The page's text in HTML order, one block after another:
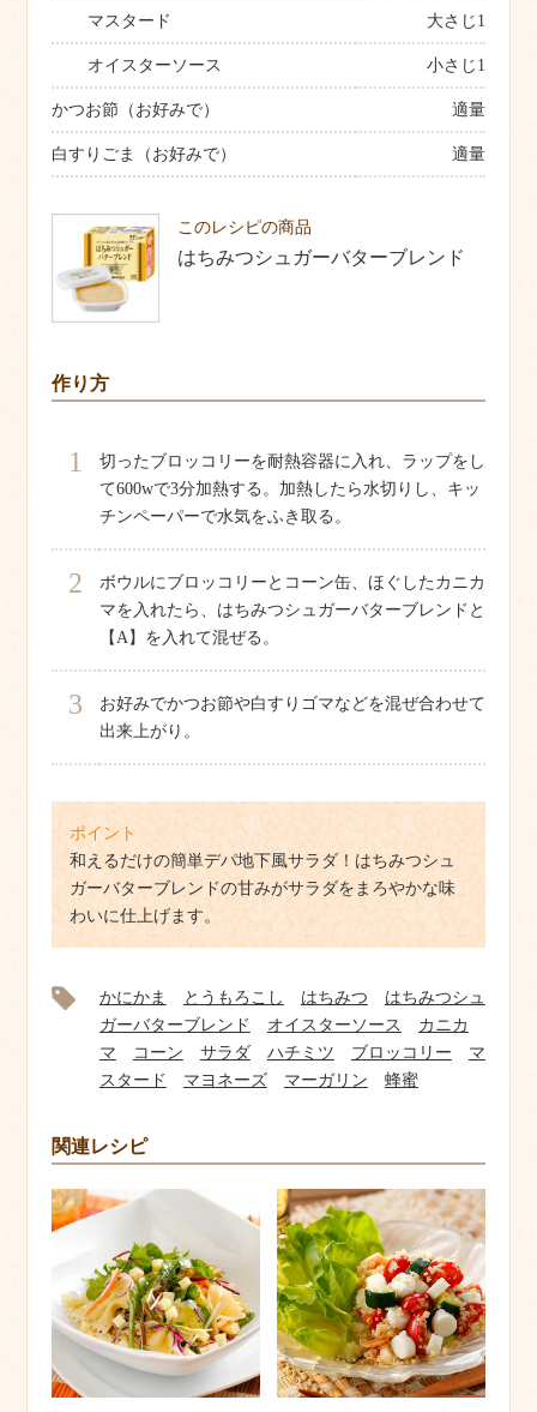
マスタード 大さじ1
オイスターソース 小さじ1
かつお節（お好みで） 適量
白すりごま（お好みで） 適量
このレシピの商品
はちみつシュガーバターブレンド
作り方
1
切ったブロッコリーを耐熱容器に入れ、ラップをし
て600wで3分加熱する。加熱したら水切りし、キッ
チンペーパーで水気をふき取る。
2
ボウルにブロッコリーとコーン缶、ほぐしたカニカ
マを入れたら、はちみつシュガーバターブレンドと
【A】を入れて混ぜる。
3
お好みでかつお節や白すりゴマなどを混ぜ合わせて
出来上がり。
ポイント
和えるだけの簡単デパ地下風サラダ！はちみつシュ
ガーバターブレンドの甘みがサラダをまろやかな味
わいに仕上げます。
かにかま とうもろこし はちみつ
はちみつシュ
ガーバターブレンド
オイスターソース
カニカ
マ
コーン サラダ ハチミツ ブロッコリー
マ
スタード
マヨネーズ マーガリン 蜂蜜
関連レシピ